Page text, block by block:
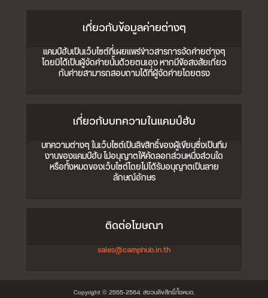
เกี่ยวกับข้อมูลค่ายต่างๆ
แคมป์ฮับเป็นเว็บไซต์ที่เผยแพร่ข่าวสารการจัดค่ายต่างๆ
โดยมิได้เป็นผู้จัดค่ายนั้นด้วยตนเอง หากมีข้อสงสัยเกี่ยว
กับค่ายสามารถสอบถามได้ที่ผู้จัดค่ายโดยตรง
เกี่ยวกับบทความในแคมป์ฮับ
บทความต่างๆ ในเว็บไซต์เป็นลิขสิทธิ์ของผู้เขียนซึ่งเป็นทีม
งานของแคมป์ฮับ ไม่อนุญาตให้คัดลอกส่วนหนึ่งส่วนใด
หรือทั้งหมดของเว็บไซต์โดยไม่ได้รับอนุญาตเป็นลาย
ลักษณ์อักษร
ติดต่อโฆษณา
sales@camphub.in.th
Copyright © 2555-2564. สงวนลิขสิทธิ์ทั้งหมด.